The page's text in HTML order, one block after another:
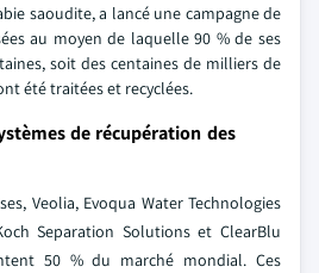
saoudite, a lancé une campagne de
au moyen de laquelle 90 % de ses
soit des centaines de milliers de
été traitées et recyclées.
de récupération des
Veolia, Evoqua Water Technologies
Separation Solutions et ClearBlu
50 % du marché mondial. Ces